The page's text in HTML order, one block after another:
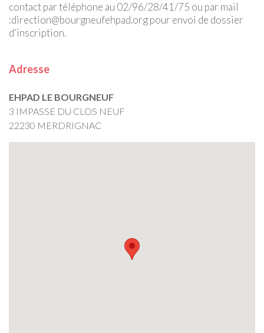
contact par téléphone au 02/96/28/41/75 ou par mail
:direction@bourgneufehpad.org pour envoi de dossier
d'inscription.
Adresse
EHPAD LE BOURGNEUF
3 IMPASSE DU CLOS NEUF
22230 MERDRIGNAC